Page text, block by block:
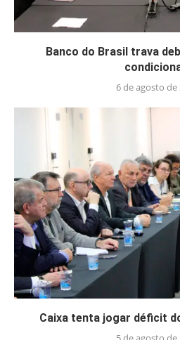
Banco do Brasil trava
6 de agosto de
Caixa tenta jogar déficit